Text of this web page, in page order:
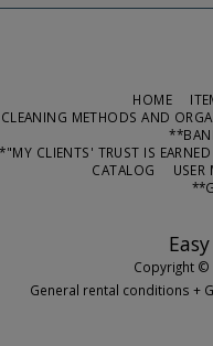
reclines easily in 3
Copyright ©
General rental conditions +
HOME
CLEANING METHODS AND
CLIENTS' TRUST IS
CATALOG
USER